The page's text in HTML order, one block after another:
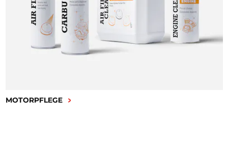
MOTORPFLEGE